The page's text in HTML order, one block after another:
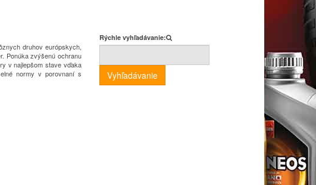
druhov európskych,
Ponúka zvýšenú ochranu
v najlepšom stave vďaka
normy v porovnaní s
Rýchle vyhľadávanie:
Vyhľadávanie